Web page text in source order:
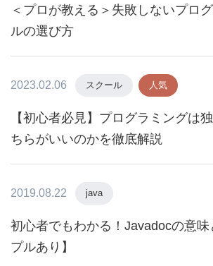
＜プロが教える＞失敗しないプロ
ルの選び方
2023.02.06 スクール 人気
【初心者必見】プログラミングは
ちらがいいのかを徹底解説
2019.08.22 java
初心者でもわかる！Javadocの意
プルあり】